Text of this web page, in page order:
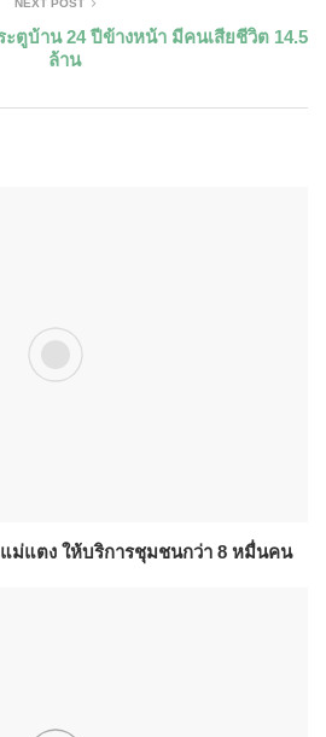
NEXT POST
ะตูบ้าน 24 ปีข้างหน้า มีคนเสียชีวิต 14.5
ล้าน
ม่แตง ให้บริการชุมชนกว่า 8 หมื่นคน